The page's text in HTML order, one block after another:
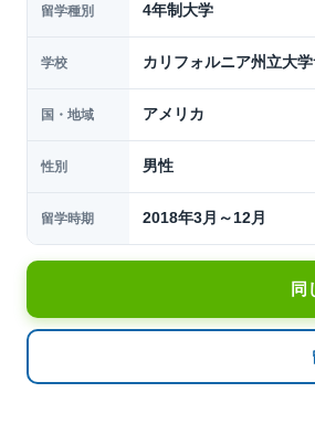
留学種別 4年制大学
学校 カリフォルニア州立大
国・地域 アメリカ
性別 男性
留学時期 2018年3月～12月
同